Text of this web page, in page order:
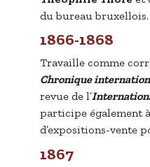
du bureau bruxellois.
1866-1868
Travaille comme
Chronique
revue de l’
participe également
d’expositions-vente
1867